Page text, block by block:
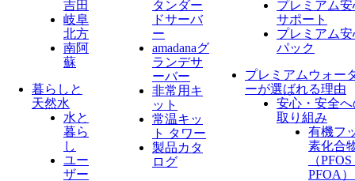
吉田
岐阜
北方
南阿
蘇
暮らしと
天然水
水と
暮ら
し
ユー
ザー
タンダー
ドサーバ
ー
amadanaグ
ランデサ
ーバー
非常用キ
ット
常温キッ
ト タワー
製品カタ
ログ
プレミアム安
サポート
プレミアム安
パック
プレミアムウォー
ーが選ばれる理由
安心・安全へ
取り組み
有機フ
素化合
（
PFOA